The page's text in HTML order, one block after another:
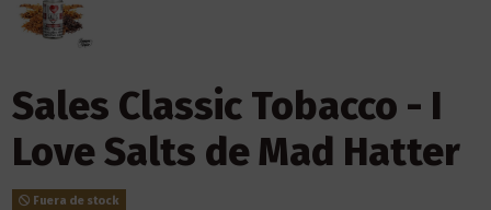
Sales Classic Tobacco - I
Love Salts de Mad Hatter
Fuera de stock